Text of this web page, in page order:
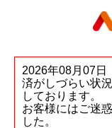
2026年08月07日
済がしづらい状
しております。
お客様にはご迷
した。